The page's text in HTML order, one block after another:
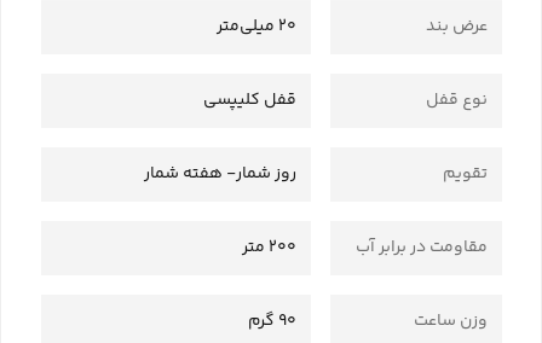
عرض بند 20 میلی‌متر
نوع قفل قفل کلیپسی
تقویم روز شمار- هفته شمار
مقاومت در برابر آب 200 متر
وزن ساعت 90 گرم